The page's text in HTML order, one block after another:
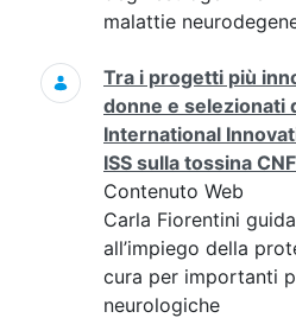
malattie
Tra i progetti più
donne e selezionati
International
ISS sulla tossina
Contenuto Web
Carla Fiorentini
all’impiego della
cura per importanti
neurologiche